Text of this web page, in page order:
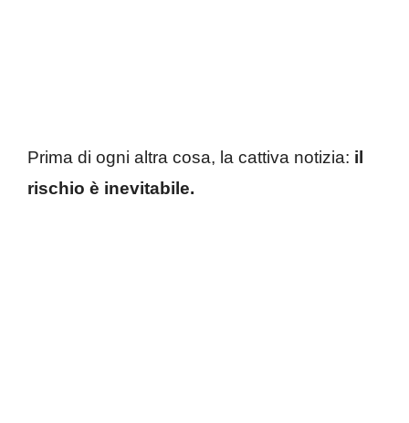
Prima di ogni altra cosa, la cattiva notizia: il
rischio è inevitabile.